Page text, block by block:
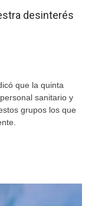
desinterés
que la quinta
sanitario y
grupos los que